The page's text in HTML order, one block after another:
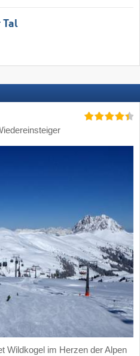
Tal
Wildkogel im Herzen der Alpen